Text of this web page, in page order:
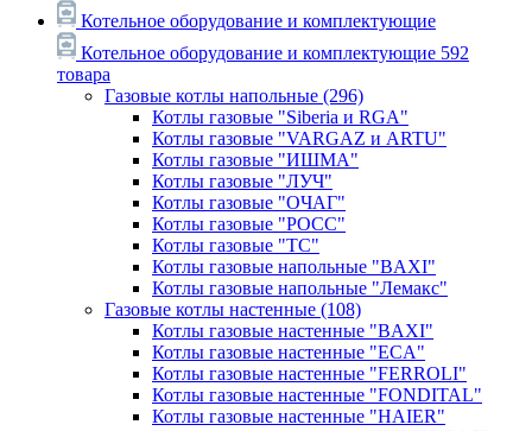
Котельное оборудование и комплектующие
Котельное оборудование и комплектующие 592
товара
Газовые котлы напольные (296)
Котлы газовые "Siberia и RGA"
Котлы газовые "VARGAZ и ARTU"
Котлы газовые "ИШМА"
Котлы газовые "ЛУЧ"
Котлы газовые "ОЧАГ"
Котлы газовые "РОСС"
Котлы газовые "ТС"
Котлы газовые напольные "BAXI"
Котлы газовые напольные "Лемакс"
Газовые котлы настенные (108)
Котлы газовые настенные "BAXI"
Котлы газовые настенные "ECA"
Котлы газовые настенные "FERROLI"
Котлы газовые настенные "FONDITAL"
Котлы газовые настенные "HAIER"